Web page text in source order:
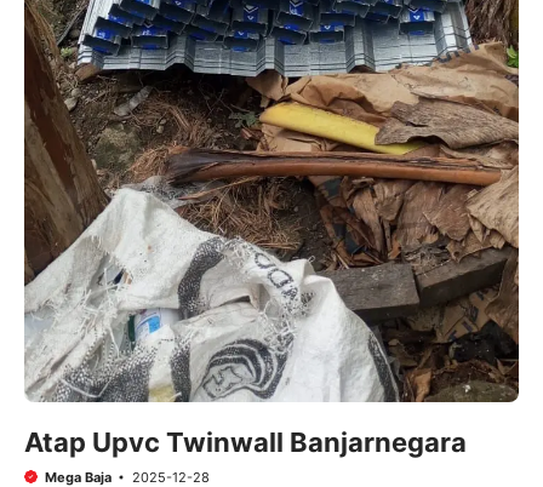
Atap Upvc Twinwall Banjarnegara
Mega Baja 2025-12-28